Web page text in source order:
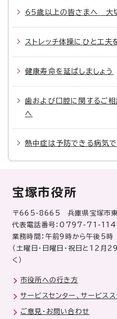
65歳以上の皆さまへ 大
ストレッチ体操にひと工夫
健康寿命を延ばしましょう
歯および口腔に関するご
へ
熱中症は予防できる病気
宝塚市役所
〒665-8665 兵庫県宝塚市東
代表電話番号：0797-71-
業務時間：午前9時から午後5時
（土曜日・日曜日・祝日と12月
く）
市役所への行き方
サービスセンター、サービス
ご意見・お問い合わせ